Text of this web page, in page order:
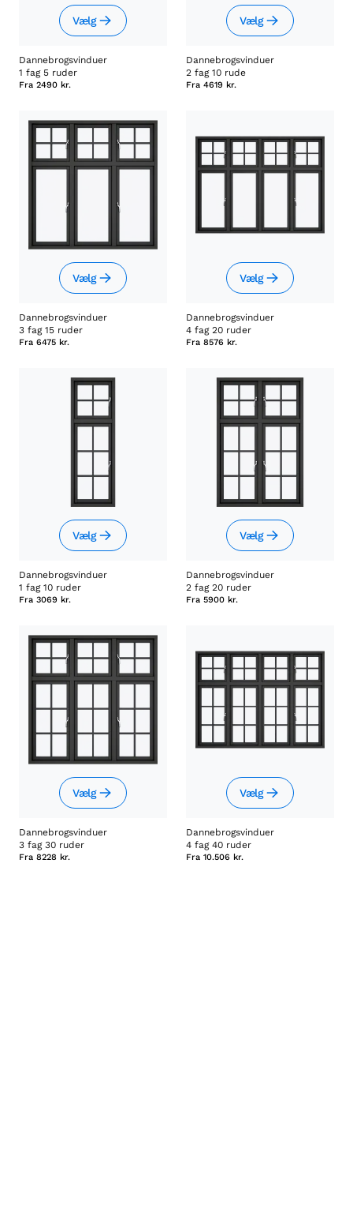
Vælg
Dannebrogsvinduer
1 fag 5 ruder
Fra 2490 kr.
Vælg
Dannebrogsvinduer
2 fag 10 rude
Fra 4619 kr.
Vælg
Dannebrogsvinduer
3 fag 15 ruder
Fra 6475 kr.
Vælg
Dannebrogsvinduer
4 fag 20 ruder
Fra 8576 kr.
Vælg
Dannebrogsvinduer
1 fag 10 ruder
Fra 3069 kr.
Vælg
Dannebrogsvinduer
2 fag 20 ruder
Fra 5900 kr.
Vælg
Dannebrogsvinduer
3 fag 30 ruder
Fra 8228 kr.
Vælg
Dannebrogsvinduer
4 fag 40 ruder
Fra 10.506 kr.